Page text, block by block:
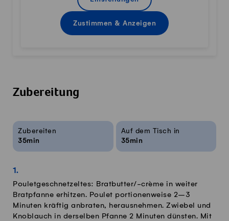
Zustimmen & Anzeigen
Zubereitung
Rezeptinfos
Zubereiten
35min
Auf dem Tisch in
35min
Pouletgeschnetzeltes: Bratbutter/-crème in weiter
Bratpfanne erhitzen. Poulet portionenweise 2–3
Minuten kräftig anbraten, herausnehmen. Zwiebel und
Knoblauch in derselben Pfanne 2 Minuten dünsten. Mit